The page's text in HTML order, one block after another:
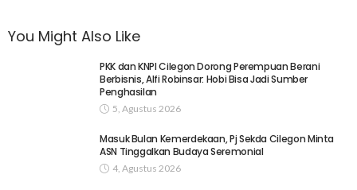
You Might Also Like
PKK dan KNPI Cilegon Dorong Perempuan Berani
Berbisnis, Alfi Robinsar: Hobi Bisa Jadi Sumber
Penghasilan
5, Agustus 2026
Masuk Bulan Kemerdekaan, Pj Sekda Cilegon Minta
ASN Tinggalkan Budaya Seremonial
4, Agustus 2026